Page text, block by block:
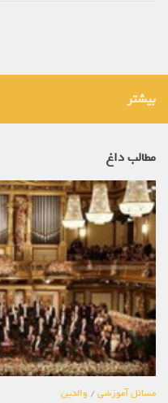
بیشتر
مطالب داغ
مسائل آموزشی/ والدین